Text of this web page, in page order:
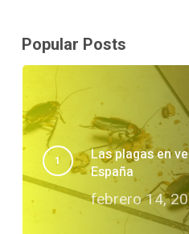
Popular Posts
Las plagas en
España
febrero 14,